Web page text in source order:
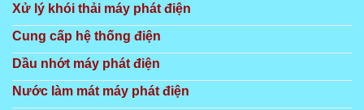
Xử lý khói thải máy phát điện
Cung cấp hệ thống điện
Dầu nhớt máy phát điện
Nước làm mát máy phát điện